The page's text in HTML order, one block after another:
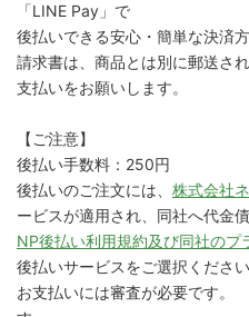
「LINE Pay」で
後払いできる安心・簡単な決済方
請求書は、商品とは別に郵送さ
支払いをお願いします。
【ご注意】
後払い手数料：250円
後払いのご注文には、 株式会社
ービスが適用され、同社へ代金
NP後払い利用規約及び同社のプ
後払いサービスをご選択ください
お支払いには審査が必要です。